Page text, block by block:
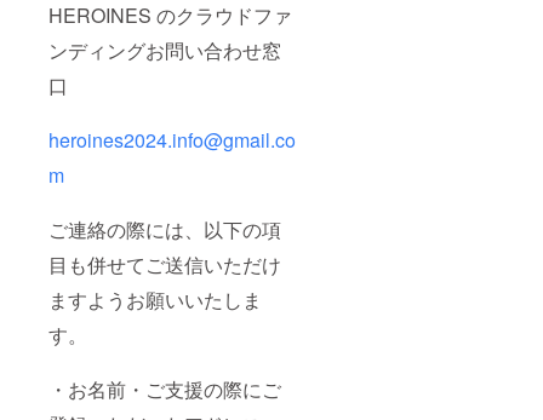
HEROINES のクラウドファ
ンディングお問い合わせ窓
口
heroines2024.info@gmail.co
m
ご連絡の際には、以下の項
目も併せてご送信いただけ
ますようお願いいたしま
す。
・お名前・ご支援の際にご